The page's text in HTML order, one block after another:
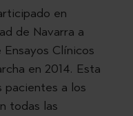
en
de Navarra a
Clínicos
en 2014. Esta
pacientes a los
todas las